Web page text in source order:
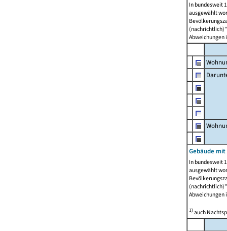
In bundesweit
ausgewählt
Abweichungen
Gebäude
In bundesweit
ausgewählt
Abweichungen
1)auch